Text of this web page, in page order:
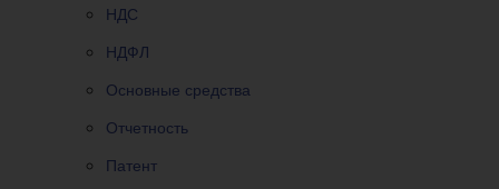
НДС
НДФЛ
Основные средства
Отчетность
Патент